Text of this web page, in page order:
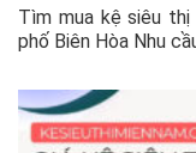
Tìm mua kệ siêu
phố Biên Hòa Nhu